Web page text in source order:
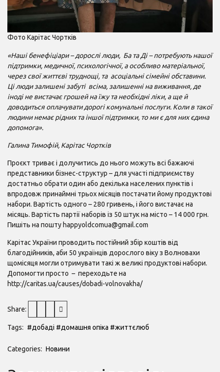
Фото Карітас Чортків
«Наші бенефіціари – дорослі люди, Ба та Ді – потребують нашої
підтримки, медичної, психологічної, а особливо матеріальної,
через свої життєві труднощі, та асоціальні сімейні обставини.
Ці люди залишені забуті всіма, залишенні на виживання, де
іноді не вистачає грошей на їжу та необхідні ліки, а ще й
доводиться оплачувати дорогі комунальні послуги. Коли в такої
людини немає рідних та іншої підтримки, то ми є для них єдина
допомога».
Галина Тимофій, Карітас Чортків
Проєкт триває і долучитись до нього можуть всі бажаючі
представники бізнес-структур – для участі підприємству
достатньо обрати один або декілька населених пунктів і
впродовж принаймні трьох місяців постачати йому продуктові
набори. Вартість одного – 280 гривень, і його вистачає на
місяць. Вартість партії наборів із 50 штук на місто – 14 000 грн.
Пишіть на пошту happyoldcomua@gmail.com
Карітас України проводить постійний збір коштів від
благодійників, аби 50 українців дорослого віку з Волновахи
щомісяця могли отримувати такі ж великі продуктові набори.
Допомогти просто – переходьте на
http://caritas.ua/causes/dobadi-volnovakha/
Share:
Tags: #добаді #домашня опіка #життєлюб
Categories: Новини